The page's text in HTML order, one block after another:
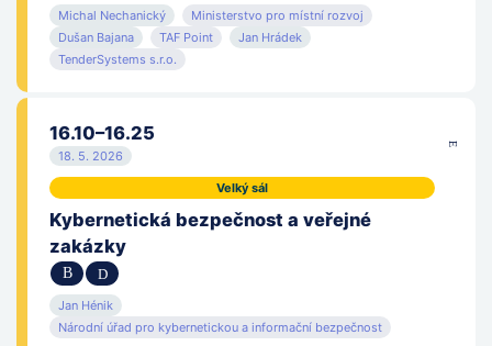
Michal Nechanický
Ministerstvo pro místní rozvoj
Dušan Bajana
TAF Point
Jan Hrádek
TenderSystems s.r.o.
16.10–16.25
18. 5. 2026
Velký sál
Kybernetická bezpečnost a veřejné
zakázky
Jan Hénik
Národní úřad pro kybernetickou a informační bezpečnost